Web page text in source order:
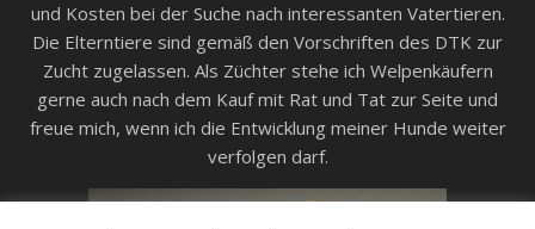
und Kosten bei der Suche nach interessanten Vatertieren.
Die Elterntiere sind gemäß den Vorschriften des DTK zur
Zucht zugelassen. Als Züchter stehe ich Welpenkäufern
gerne auch nach dem Kauf mit Rat und Tat zur Seite und
freue mich, wenn ich die Entwicklung meiner Hunde weiter
verfolgen darf.